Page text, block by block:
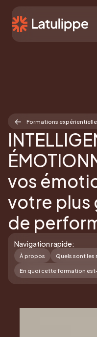
Formations
vos
votre plus
de
Navigation rapide:
À propos Quels sont les
En quoi cette formation